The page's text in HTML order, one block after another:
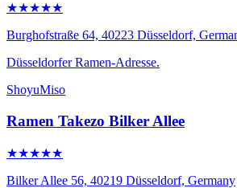
★★★★★
Burghofstraße 64, 40223 Düsseldorf,
Düsseldorfer Ramen-Adresse.
ShoyuMiso
Ramen Takezo Bilker Allee
★★★★★
Bilker Allee 56, 40219 Düsseldorf, Germany